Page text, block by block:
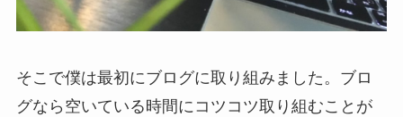
そこで僕は最初にブログに取り組みました。ブロ
グなら空いている時間にコツコツ取り組むことが